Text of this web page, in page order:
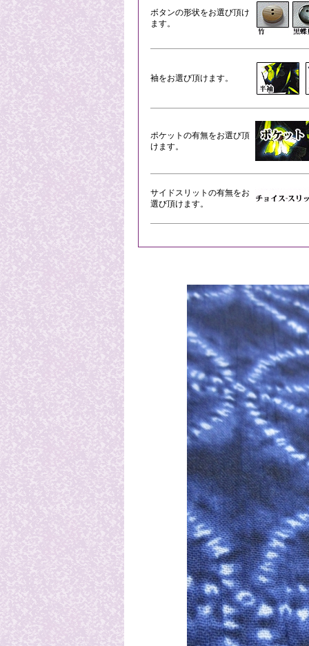
ボタンの形状をお選び頂け
ます。
袖をお選び頂けます。
ポケットの有無をお選び頂
けます。
サイドスリットの有無をお
選び頂けます。